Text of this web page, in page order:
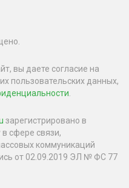
вы даете согласие на
пользовательских данных,
зарегистрировано в
сфере связи,
коммуникаций
от 02.09.2019 ЭЛ № ФС 77